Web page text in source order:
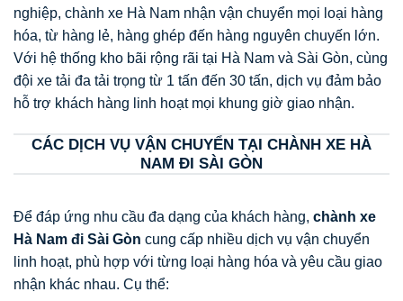
nghiệp, chành xe Hà Nam nhận vận chuyển mọi loại hàng
hóa, từ hàng lẻ, hàng ghép đến hàng nguyên chuyến lớn.
Với hệ thống kho bãi rộng rãi tại Hà Nam và Sài Gòn, cùng
đội xe tải đa tải trọng từ 1 tấn đến 30 tấn, dịch vụ đảm bảo
hỗ trợ khách hàng linh hoạt mọi khung giờ giao nhận.
CÁC DỊCH VỤ VẬN CHUYỂN TẠI CHÀNH XE HÀ
NAM ĐI SÀI GÒN
Để đáp ứng nhu cầu đa dạng của khách hàng, chành xe
Hà Nam đi Sài Gòn cung cấp nhiều dịch vụ vận chuyển
linh hoạt, phù hợp với từng loại hàng hóa và yêu cầu giao
nhận khác nhau. Cụ thể: